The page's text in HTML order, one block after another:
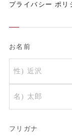
プライバシー ポリ
お名前
フリガナ